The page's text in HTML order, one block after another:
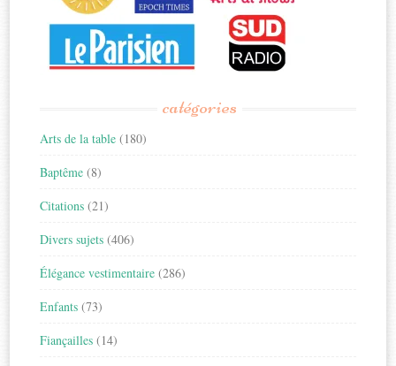
catégories
Arts de la table (180)
Baptême (8)
Citations (21)
Divers sujets (406)
Élégance vestimentaire (286)
Enfants (73)
Fiançailles (14)